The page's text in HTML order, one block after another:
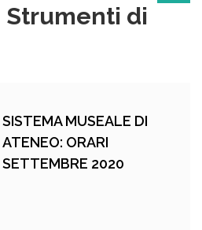
Strumenti di
SISTEMA MUSEALE DI
ATENEO: ORARI
SETTEMBRE 2020